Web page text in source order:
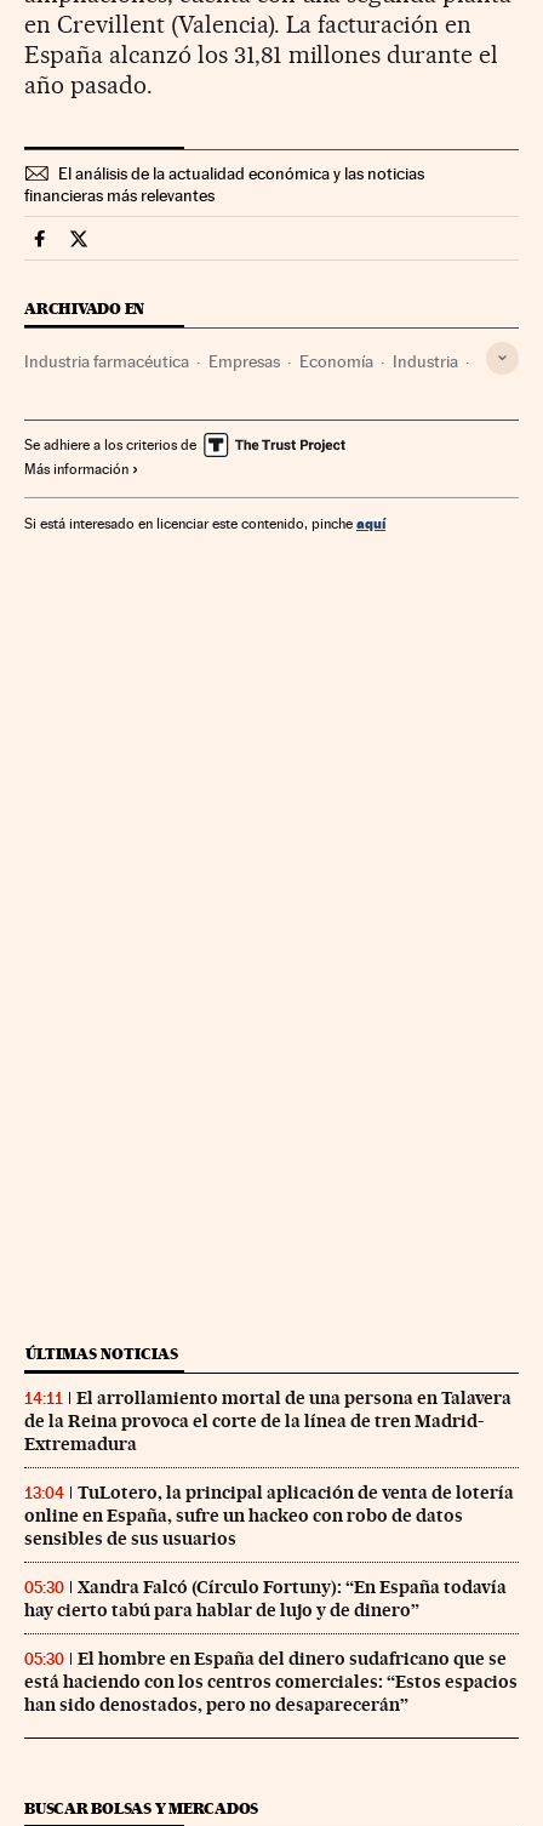
en Crevillent (Valencia). La facturación en
España alcanzó los 31,81 millones durante el
año pasado.
El análisis de la actualidad económica y las noticias
financieras más relevantes
Companias Cinco Días en Facebook
Companias Cinco Días en Twitter
ARCHIVADO EN
Industria farmacéutica Empresas Economía Industria
Se adhiere a los criterios de
Más información
Si está interesado en licenciar este contenido, pinche aquí
ÚLTIMAS NOTICIAS
14:11
El arrollamiento mortal de una persona en Talavera
de la Reina provoca el corte de la línea de tren Madrid-
Extremadura
13:04
TuLotero, la principal aplicación de venta de lotería
online en España, sufre un hackeo con robo de datos
sensibles de sus usuarios
05:30
Xandra Falcó (Círculo Fortuny): “En España todavía
hay cierto tabú para hablar de lujo y de dinero”
05:30
El hombre en España del dinero sudafricano que se
está haciendo con los centros comerciales: “Estos espacios
han sido denostados, pero no desaparecerán”
BUSCAR BOLSAS Y MERCADOS